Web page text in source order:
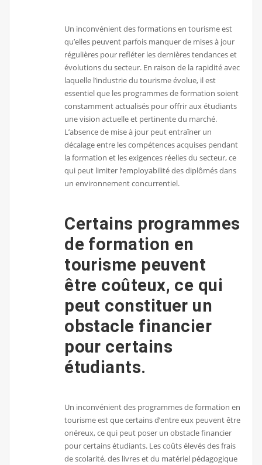
Un inconvénient des formations en tourisme est
qu’elles peuvent parfois manquer de mises à jour
régulières pour refléter les dernières tendances et
évolutions du secteur. En raison de la rapidité avec
laquelle l’industrie du tourisme évolue, il est
essentiel que les programmes de formation soient
constamment actualisés pour offrir aux étudiants
une vision actuelle et pertinente du marché.
L’absence de mise à jour peut entraîner un
décalage entre les compétences acquises pendant
la formation et les exigences réelles du secteur, ce
qui peut limiter l’employabilité des diplômés dans
un environnement concurrentiel.
Certains programmes
de formation en
tourisme peuvent
être coûteux, ce qui
peut constituer un
obstacle financier
pour certains
étudiants.
Un inconvénient des programmes de formation en
tourisme est que certains d’entre eux peuvent être
onéreux, ce qui peut poser un obstacle financier
pour certains étudiants. Les coûts élevés des frais
de scolarité, des livres et du matériel pédagogique